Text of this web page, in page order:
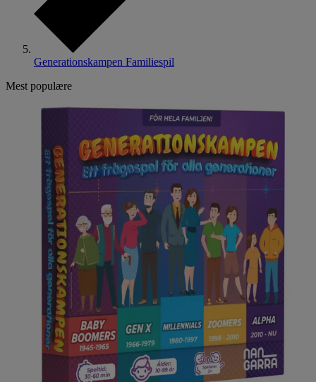
Generationskampen Familiespil
Mest populære